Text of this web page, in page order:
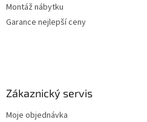
Montáž nábytku
Garance nejlepší ceny
Zákaznický servis
Moje objednávka